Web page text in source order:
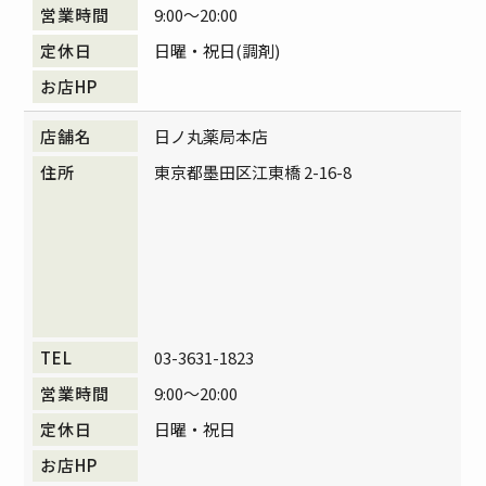
9:00～20:00
日曜・祝日(調剤)
日ノ丸薬局本店
東京都墨田区江東橋 2-16-8
03-3631-1823
9:00～20:00
日曜・祝日